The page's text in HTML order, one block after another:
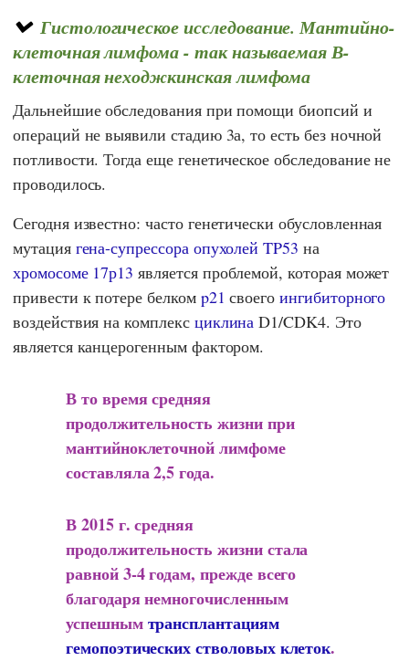
Гистологическое исследование. Мантийно-
клеточная лимфома - так называемая В-
клеточная неходжкинская лимфома
Дальнейшие обследования при помощи биопсий и
операций не выявили стадию 3а, то есть без ночной
потливости. Тогда еще генетическое обследование не
проводилось.
Сегодня известно: часто генетически обусловленная
мутация гена-супрессора опухолей TP53 на
хромосоме 17р13 является проблемой, которая может
привести к потере белком p21 своегоингибиторного
воздействия на комплекс циклина D1/CDK4. Это
является канцерогенным фактором.
В то время средняя
продолжительность жизни при
мантийноклеточной лимфоме
составляла 2,5 года.
В 2015 г. средняя
продолжительность жизни стала
равной 3-4 годам, прежде всего
благодаря немногочисленным
успешным трансплантациям
гемопоэтических стволовых клеток.